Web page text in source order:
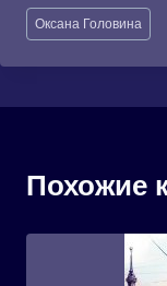
Метки
записи:
Оксана Головина
Похожие